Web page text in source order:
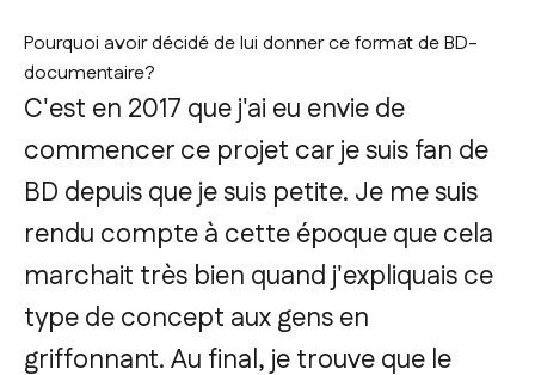
Pourquoi avoir décidé de lui donner ce format de BD-
documentaire?
C'est en 2017 que j'ai eu envie de
commencer ce projet car je suis fan de
BD depuis que je suis petite. Je me suis
rendu compte à cette époque que cela
marchait très bien quand j'expliquais ce
type de concept aux gens en
griffonnant. Au final, je trouve que le